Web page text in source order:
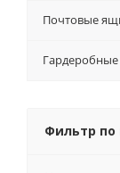
Почтовые
Фильтр